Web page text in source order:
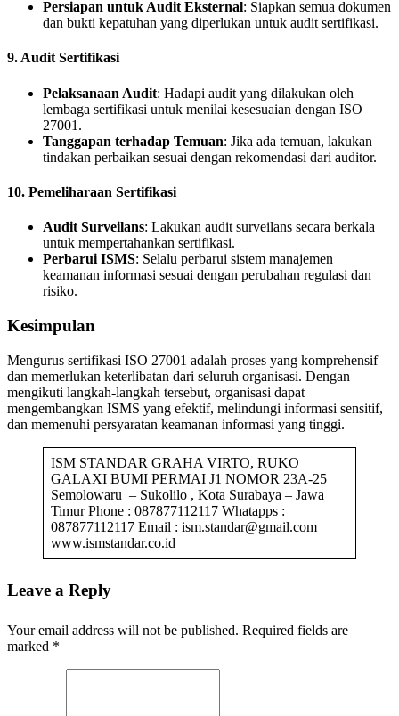
Persiapan untuk Audit Eksternal: Siapkan semua dokumen
dan bukti kepatuhan yang diperlukan untuk audit sertifikasi.
9. Audit Sertifikasi
Pelaksanaan Audit: Hadapi audit yang dilakukan oleh
lembaga sertifikasi untuk menilai kesesuaian dengan ISO
27001.
Tanggapan terhadap Temuan: Jika ada temuan, lakukan
tindakan perbaikan sesuai dengan rekomendasi dari auditor.
10. Pemeliharaan Sertifikasi
Audit Surveilans: Lakukan audit surveilans secara berkala
untuk mempertahankan sertifikasi.
Perbarui ISMS: Selalu perbarui sistem manajemen
keamanan informasi sesuai dengan perubahan regulasi dan
risiko.
Kesimpulan
Mengurus sertifikasi ISO 27001 adalah proses yang komprehensif
dan memerlukan keterlibatan dari seluruh organisasi. Dengan
mengikuti langkah-langkah tersebut, organisasi dapat
mengembangkan ISMS yang efektif, melindungi informasi sensitif,
dan memenuhi persyaratan keamanan informasi yang tinggi.
ISM STANDAR GRAHA VIRTO, RUKO
GALAXI BUMI PERMAI J1 NOMOR 23A-25
Semolowaru – Sukolilo , Kota Surabaya – Jawa
Timur Phone : 087877112117 Whatapps :
087877112117 Email : ism.standar@gmail.com
www.ismstandar.co.id
Leave a Reply
Your email address will not be published. Required fields are
marked *